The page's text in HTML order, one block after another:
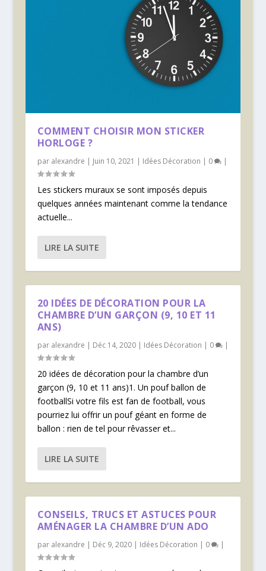
COMMENT CHOISIR MON STICKER
HORLOGE ?
par alexandre | Juin 10, 2021 | Idées Décoration | 0 |
Les stickers muraux se sont imposés depuis
quelques années maintenant comme la tendance
actuelle...
LIRE LA SUITE
20 IDÉES DE DÉCORATION POUR LA
CHAMBRE D’UN GARÇON (9, 10 ET 11
ANS)
par alexandre | Déc 14, 2020| Idées Décoration | 0 |
20 idées de décoration pour la chambre d’un
garçon (9, 10 et 11 ans)1. Un pouf ballon de
footballSi votre fils est fan de football, vous
pourriez lui offrir un pouf géant en forme de
ballon : rien de tel pour rêvasser et...
LIRE LA SUITE
CONSEILS, TRUCS ET ASTUCES POUR
AMÉNAGER LA CHAMBRE D’UN ADO
par alexandre | Déc 9, 2020| Idées Décoration | 0 |